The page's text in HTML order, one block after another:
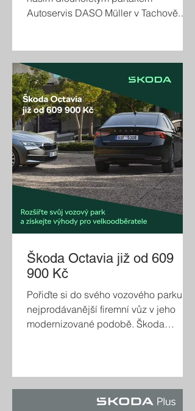
Autoservis DASO Müller v Tachově.
vyzkoušet, ale k vidění zde bylo i
několik modelů Škoda z let dávno
minulých, ovšem stále v perfektním
stavu. Prostě vydařené setkání se
skvělou náladou.
Škoda Octavia již od 609
900 Kč
Pořiďte si do svého vozového parku
nejprodávanější firemní vůz v jeho
modernizované podobě. Škoda
dispozici ve verzi liftback i kombi.